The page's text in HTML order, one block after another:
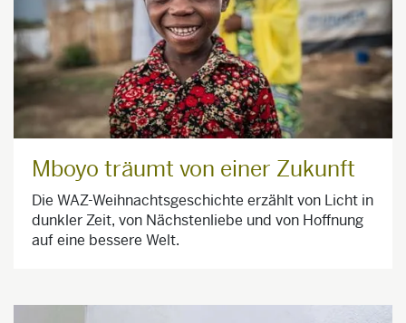
Mboyo träumt von einer Zukunft
Die WAZ-Weihnachtsgeschichte erzählt von Licht in
dunkler Zeit, von Nächstenliebe und von Hoffnung
auf eine bessere Welt.